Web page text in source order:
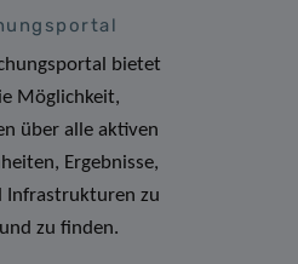
bietet
Möglichkeit,
über alle aktiven
Ergebnisse,
Infrastrukturen zu
zu finden.